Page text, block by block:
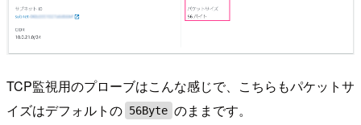
TCP監視用のプローブはこんな感じで、こちらもパケットサ
イズはデフォルトの 56Byte のままです。